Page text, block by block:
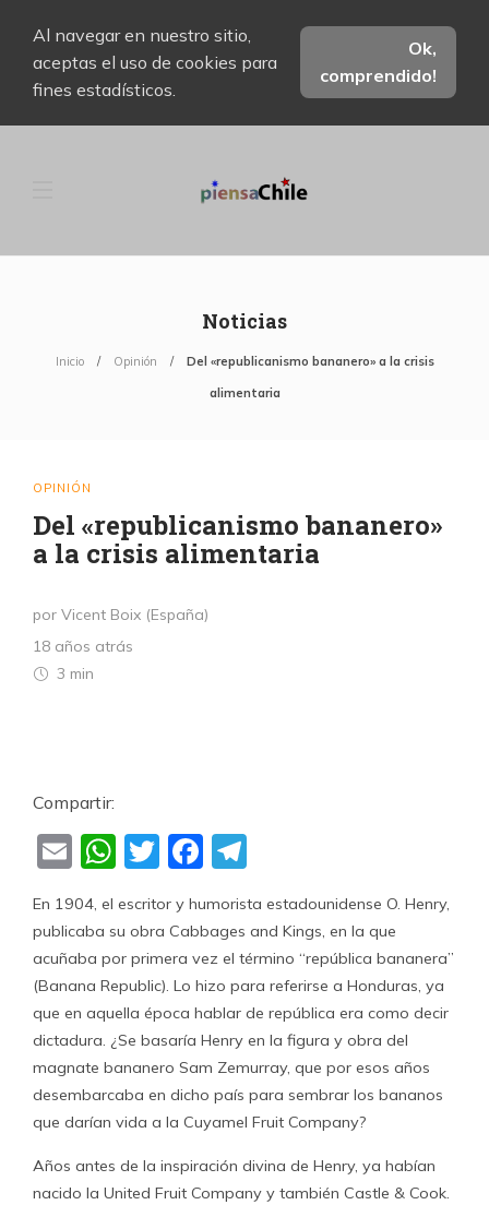
Al navegar en nuestro sitio,
aceptas el uso de cookies para
fines estadísticos.
Ok,
comprendido!
Noticias
Inicio Opinión Del «republicanismo bananero» a la crisis
alimentaria
OPINIÓN
Del «republicanismo bananero»
a la crisis alimentaria
por Vicent Boix (España)
18 años atrás
3 min
Compartir:
EmailWhatsApp
TwitterFacebook
En 1904, el escritor y humorista estadounidense O. Henry,
publicaba su obra Cabbages and Kings, en la que
acuñaba por primera vez el término “república bananera”
(Banana Republic). Lo hizo para referirse a Honduras, ya
que en aquella época hablar de república era como decir
dictadura. ¿Se basaría Henry en la figura y obra del
magnate bananero Sam Zemurray, que por esos años
desembarcaba en dicho país para sembrar los bananos
que darían vida a la Cuyamel Fruit Company?
Años antes de la inspiración divina de Henry, ya habían
nacido la United Fruit Company y también Castle & Cook.